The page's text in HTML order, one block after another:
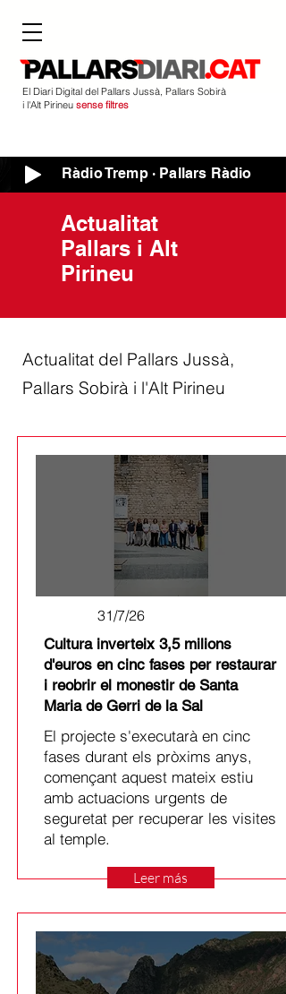
Ràdio Tremp · Pallars Ràdio
El Diari Digital del Pallars Jussà, Pallars Sobirà
i l'Alt Pirineu sense filtres
Actualitat
Pallars i Alt
Pirineu
Actualitat del Pallars Jussà,
Pallars Sobirà i l'Alt Pirineu
31/7/26
Cultura inverteix 3,5 milions
d'euros en cinc fases per restaurar
i reobrir el monestir de Santa
Maria de Gerri de la Sal
El projecte s'executarà en cinc
fases durant els pròxims anys,
començant aquest mateix estiu
amb actuacions urgents de
seguretat per recuperar les visites
al temple.
Leer más